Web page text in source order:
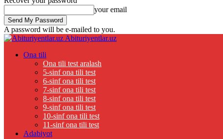
your email
A password will be e-mailed to you.
Abituriyentlar.uz
Ona tili
Ona tili test aralash
5-sinf ona tili test
6-sinf ona tili test
7-sinf ona tili test
8-sinf ona tili test
9-sinf ona tili test
10-sinf ona tili test
11-sinf ona tili test
Adabiyot